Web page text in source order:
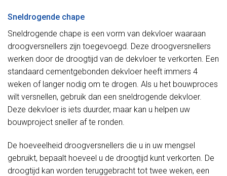
Sneldrogende chape
Sneldrogende chape is een vorm van dekvloer waaraan
droogversnellers zijn toegevoegd. Deze droogversnellers
werken door de droogtijd van de dekvloer te verkorten. Een
standaard cementgebonden dekvloer heeft immers 4
weken of langer nodig om te drogen. Als u het bouwproces
wilt versnellen, gebruik dan een sneldrogende dekvloer.
Deze dekvloer is iets duurder, maar kan u helpen uw
bouwproject sneller af te ronden.
De hoeveelheid droogversnellers die u in uw mengsel
gebruikt, bepaalt hoeveel u de droogtijd kunt verkorten. De
droogtijd kan worden teruggebracht tot twee weken, een